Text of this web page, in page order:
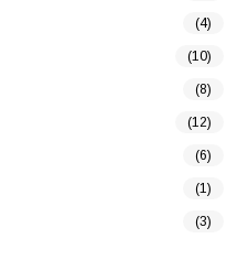
(4)
(10)
(8)
(12)
(6)
(1)
(3)